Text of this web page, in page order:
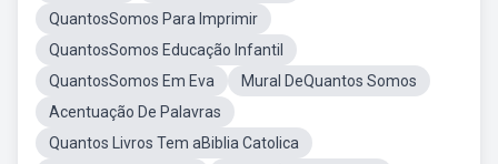
QuantosSomos Para Imprimir
QuantosSomos Educação Infantil
QuantosSomos Em Eva
Mural DeQuantos Somos
Acentuação De Palavras
Quantos Livros Tem aBiblia Catolica